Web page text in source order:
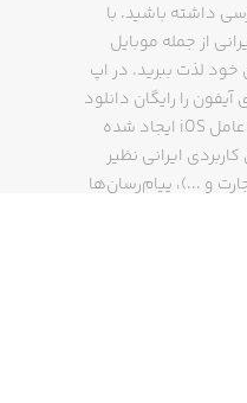
داشته باشید. با
از جمله موبایل
خود لذت ببرید. در اپ
را رایگان دانلود
کنید و از مشکلاتی که برای کاربران ایرانی سیستم عامل iOS ایجاد شده
ایرانی نظیر
و ...)، پیام‌رسان‌ها